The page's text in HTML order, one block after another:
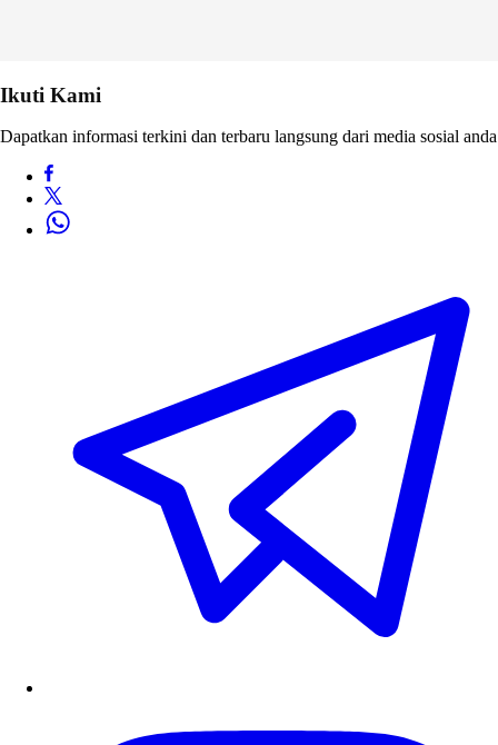
Ikuti Kami
Dapatkan informasi terkini dan terbaru langsung dari media sosial anda